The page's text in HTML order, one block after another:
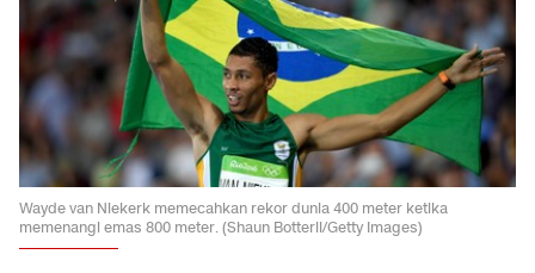
Wayde van Niekerk memecahkan rekor dunia 400 meter ketika
memenangi emas 800 meter. (Shaun Botteril/Getty Images)